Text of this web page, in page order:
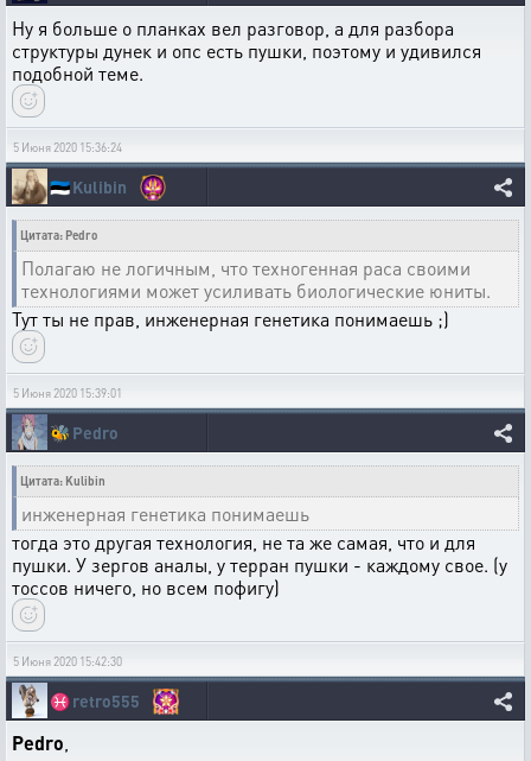
Ну я больше о планках вел разговор, а для разбора
структуры дунек и опс есть пушки, поэтому и удивился
подобной теме.
5 Июня 2020 15:36:24
🇪🇪Kulibin
Цитата: Pedro
Полагаю не логичным, что техногенная раса своими
технологиями может усиливать биологические юниты.
Тут ты не прав, инженерная генетика понимаешь ;)
5 Июня 2020 15:39:01
🐝 Pedro
Цитата: Kulibin
инженерная генетика понимаешь
тогда это другая технология, не та же самая, что и для
пушки. У зергов аналы, у терран пушки - каждому свое. (у
тоссов ничего, но всем пофигу)
5 Июня 2020 15:42:30
♓retro555
Pedro